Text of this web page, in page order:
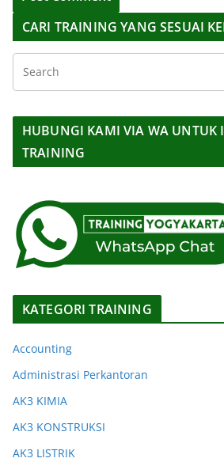
CARI TRAINING YANG SESUAI
HUBUNGI KAMI VIA WA UNTUK
TRAINING
KATEGORI TRAINING
Accounting
Administrasi Perkantoran
AK3 KIMIA
AK3 KONSTRUKSI
AK3 LISTRIK